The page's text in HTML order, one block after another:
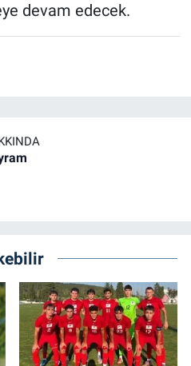
devam edecek.